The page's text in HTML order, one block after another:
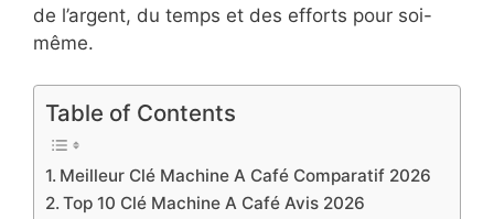
de l’argent, du temps et des efforts pour soi-
même.
Table of Contents
Meilleur Clé Machine A Café Comparatif 2026
Top 10 Clé Machine A Café Avis 2026